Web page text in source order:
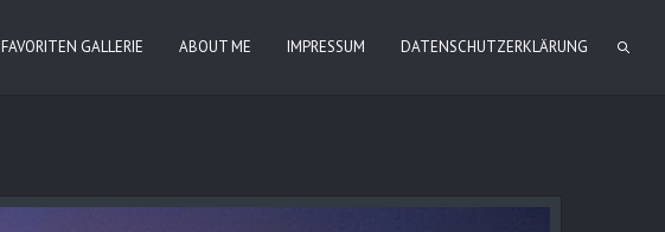
FAVORITEN GALLERIE ABOUT ME IMPRESSUM DATENSCHUTZERKLÄRUNG